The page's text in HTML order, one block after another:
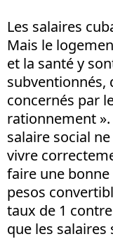
Les salaires
Mais le
et la santé y
subventionnés,
concernés par
rationnement ».
salaire social
vivre
faire une
pesos
taux de 1
que les salaires